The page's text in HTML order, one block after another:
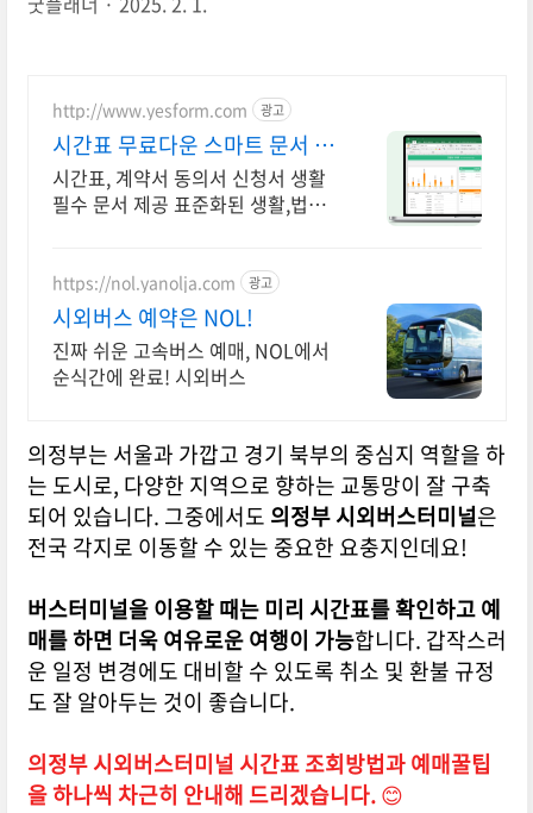
http://www.yesform.com 광고
시간표 무료다운 스마트 문서 완
성
시간표, 계약서 동의서 신청서 생활
필수 문서 제공 표준화된 생활,법률
https://nol.yanolja.com 광고
시외버스 예약은 NOL!
진짜 쉬운 고속버스 예매, NOL에서
순식간에 완료! 시외버스
의정부는 서울과 가깝고 경기 북부의 중심지 역할을 하
는 도시로, 다양한 지역으로 향하는 교통망이 잘 구축
되어 있습니다. 그중에서도 의정부 시외버스터미널은
전국 각지로 이동할 수 있는 중요한 요충지인데요!
버스터미널을 이용할 때는 미리 시간표를 확인하고 예
매를 하면 더욱 여유로운 여행이 가능합니다. 갑작스러
운 일정 변경에도 대비할 수 있도록 취소 및 환불 규정
도 잘 알아두는 것이 좋습니다.
의정부 시외버스터미널 시간표 조회방법과 예매꿀팁
을 하나씩 차근히 안내해 드리겠습니다.😊